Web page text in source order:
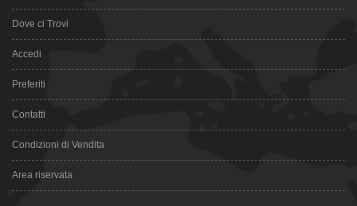
Dove ci Trovi
Accedi
Preferiti
Contatti
Condizioni di Vendita
Area riservata